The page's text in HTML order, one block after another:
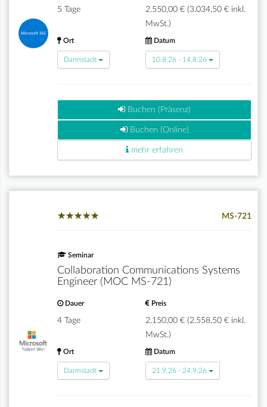
5 Tage
2.550,00 € (3.034,50 € inkl.
MwSt.)
Ort
Darmstadt
Datum
10.8.26 - 14.8.26
Buchen (Präsenz)
Buchen (Online)
mehr erfahren
★★★★★
★★★★★ MS-721
Seminar
Collaboration Communications Systems
Engineer (MOC MS-721)
Dauer
4 Tage
Preis
2.150,00 € (2.558,50 € inkl.
MwSt.)
Ort
Darmstadt
Datum
21.9.26 - 24.9.26